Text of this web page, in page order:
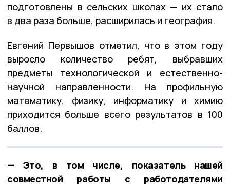
подготовлены в сельских школах — их стало
в два раза больше, расширилась и география.
Евгений Первышов отметил, что в этом году
выросло количество ребят, выбравших
предметы технологической и естественно-
научной направленности. На профильную
математику, физику, информатику и химию
приходится больше всего результатов в 100
баллов.
— Это, в том числе, показатель нашей
совместной работы с работодателями